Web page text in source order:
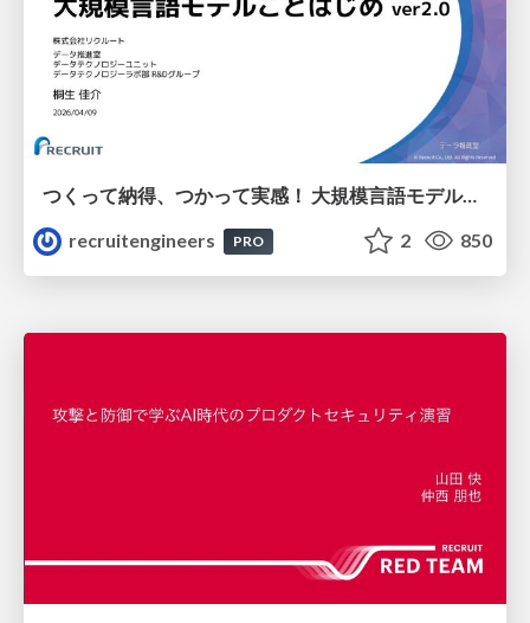
つくって納得、つかって実感！ 大規模言語モデルことはじめ ver2.0
recruitengineers
PRO 2 850